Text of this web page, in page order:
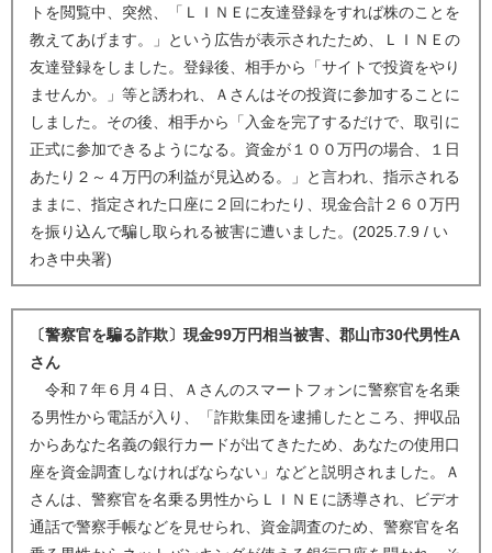
トを閲覧中、突然、「ＬＩＮＥに友達登録をすれば株のことを
教えてあげます。」という広告が表示されたため、ＬＩＮＥの
友達登録をしました。登録後、相手から「サイトで投資をやり
ませんか。」等と誘われ、Ａさんはその投資に参加することに
しました。その後、相手から「入金を完了するだけで、取引に
正式に参加できるようになる。資金が１００万円の場合、１日
あたり２～４万円の利益が見込める。」と言われ、指示される
ままに、指定された口座に２回にわたり、現金合計２６０万円
を振り込んで騙し取られる被害に遭いました。(2025.7.9 / い
わき中央署)
〔警察官を騙る詐欺〕現金99万円相当被害、郡山市30代男性A
さん
令和７年６月４日、Ａさんのスマートフォンに警察官を名乗
る男性から電話が入り、「詐欺集団を逮捕したところ、押収品
からあなた名義の銀行カードが出てきたため、あなたの使用口
座を資金調査しなければならない」などと説明されました。Ａ
さんは、警察官を名乗る男性からＬＩＮＥに誘導され、ビデオ
通話で警察手帳などを見せられ、資金調査のため、警察官を名